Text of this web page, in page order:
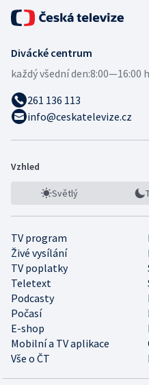
Divácké centrum
každý všední den:8:00—16:00
261 136 113
info@ceskatelevize.cz
Vzhled
Světlý
TV program
Živé vysílání
TV poplatky
Teletext
Podcasty
Počasí
E-shop
Mobilní a TV aplikace
Vše o ČT